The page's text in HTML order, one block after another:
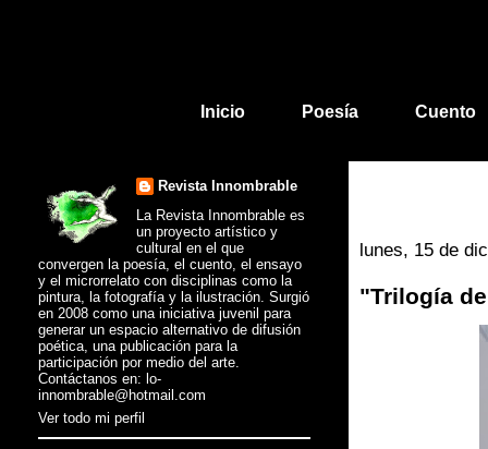
Inicio Poesía Cuento
lunes, 15 de
"Trilogía
Revista Innombrable
La Revista Innombrable es
un proyecto artístico y
cultural en el que
convergen la poesía, el cuento, el ensayo
y el microrrelato con disciplinas como la
pintura, la fotografía y la ilustración. Surgió
en 2008 como una iniciativa juvenil para
generar un espacio alternativo de difusión
poética, una publicación para la
participación por medio del arte.
Contáctanos en: lo-
innombrable@hotmail.com
Ver todo mi perfil